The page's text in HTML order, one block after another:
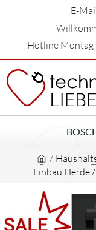
E-
Hotline Montag
/
Einbau Herde